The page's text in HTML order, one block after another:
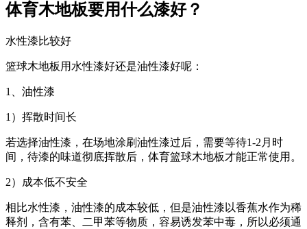
体育木地板要用什么漆好？
水性漆比较好
篮球木地板用水性漆好还是油性漆好呢：
1、油性漆
1）挥散时间长
若选择油性漆，在场地涂刷油性漆过后，需要等待1-2月时
间，待漆的味道彻底挥散后，体育篮球木地板才能正常使用。
2）成本低不安全
相比水性漆，油性漆的成本较低，但是油性漆以香蕉水作为稀
释剂，含有苯、二甲苯等物质，容易诱发苯中毒，所以必须通